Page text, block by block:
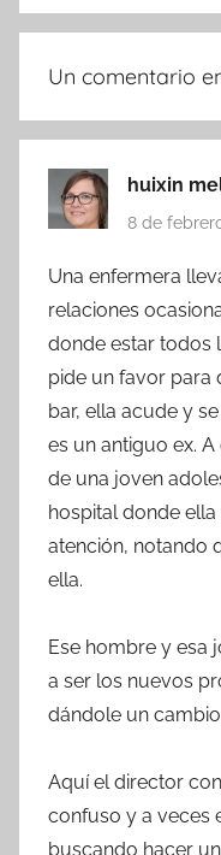
Un comentario
huixin
8 de
Una enfermera
relaciones
donde estar todos
pide un favor para
bar, ella acude y
es un antiguo ex.
de una joven
hospital donde
atención, notando
ella.
Ese hombre y esa
a ser los nuevos
dándole un
Aquí el director
confuso y a veces
buscando hacer